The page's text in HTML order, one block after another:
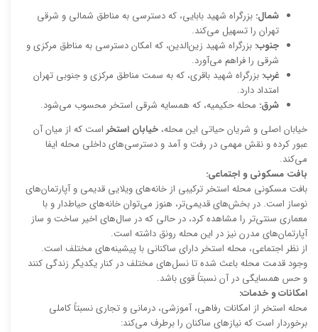
شمال: بزرگراه شهید بابایی، که دسترسی به مناطق شمالی و شرقی
تهران را تسهیل می‌کند.
جنوب: بزرگراه شهید زین‌الدین، که امکان دسترسی به مناطق مرکزی و
شرقی را فراهم می‌آورد.
غرب: بزرگراه شهید باقری، که به سمت مناطق مرکزی و جنوبی تهران
امتداد دارد.
شرق: محله حکیمیه، که همسایه شرقی استخر محسوب می‌شود.
خیابان اصلی و شریان حیاتی این محله، خیابان استخر است که از میان آن
عبور کرده و نقش مهمی در رفت و آمد و دسترسی‌های داخلی محله ایفا
می‌کند.
بافت مسکونی و اجتماعی:
بافت مسکونی محله استخر ترکیبی از خانه‌های ویلایی قدیمی و آپارتمان‌های
نوساز است. در بخش‌های قدیمی‌تر، هنوز می‌توان خانه‌های حیاط‌دار و با
معماری سنتی‌تر را مشاهده کرد، در حالی که در سال‌های اخیر ساخت و ساز
آپارتمان‌های مدرن نیز در این محله رونق داشته است.
از نظر اجتماعی، محله استخر دارای ساکنانی با پیشینه‌های مختلف است.
وجود قدمت محله باعث شده تا نسل‌های مختلف در کنار یکدیگر زندگی کنند
و حس همسایگی در آن نسبتاً قوی باشد.
امکانات و خدمات:
محله استخر از امکانات رفاهی، آموزشی، درمانی و تجاری نسبتاً کاملی
برخوردار است که نیازهای ساکنان را برطرف می‌کند: